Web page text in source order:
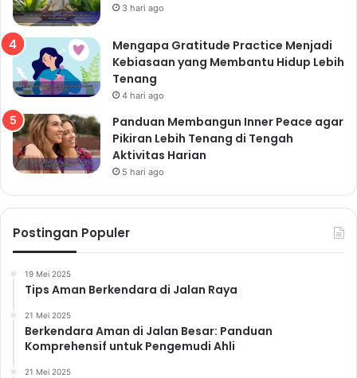
3 hari ago
Mengapa Gratitude Practice Menjadi
Kebiasaan yang Membantu Hidup Lebih
Tenang
4 hari ago
Panduan Membangun Inner Peace agar
Pikiran Lebih Tenang di Tengah
Aktivitas Harian
5 hari ago
Postingan Populer
19 Mei 2025
Tips Aman Berkendara di Jalan Raya
21 Mei 2025
Berkendara Aman di Jalan Besar: Panduan
Komprehensif untuk Pengemudi Ahli
21 Mei 2025